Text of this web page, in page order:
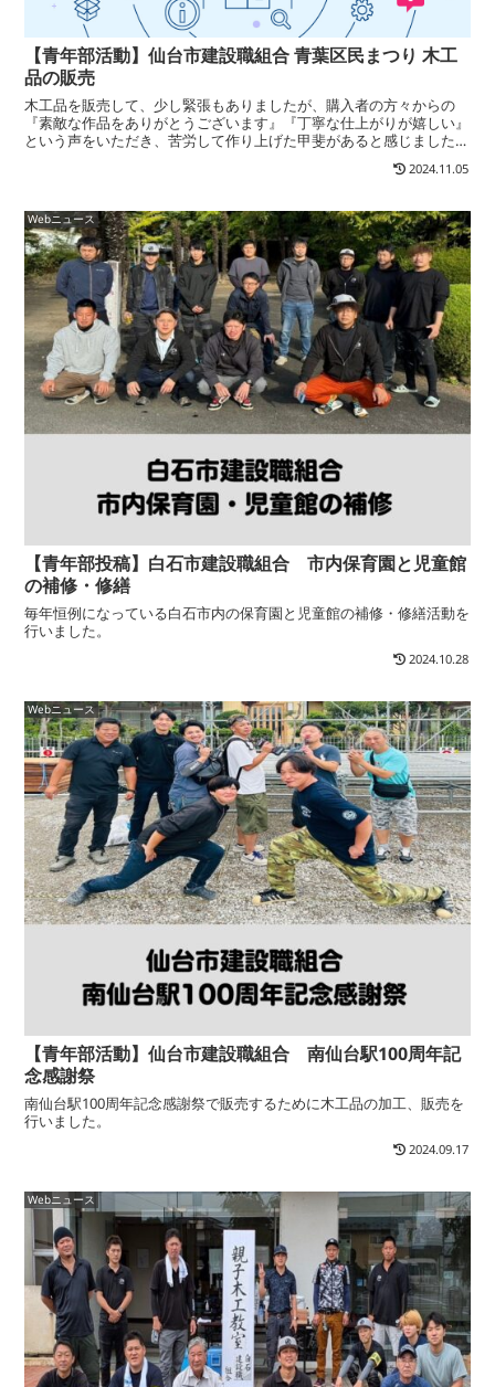
【青年部活動】仙台市建設職組合 青葉区民まつり 木工
品の販売
木工品を販売して、少し緊張もありましたが、購入者の方々からの
『素敵な作品をありがとうございます』『丁寧な仕上がりが嬉しい』
という声をいただき、苦労して作り上げた甲斐があると感じました。
これからも一つ一つ丁寧に、心を込めた作品を届けするのと同...
2024.11.05
Webニュース
【青年部投稿】白石市建設職組合 市内保育園と児童館
の補修・修繕
毎年恒例になっている白石市内の保育園と児童館の補修・修繕活動を
行いました。
2024.10.28
Webニュース
【青年部活動】仙台市建設職組合 南仙台駅100周年記
念感謝祭
南仙台駅100周年記念感謝祭で販売するために木工品の加工、販売を
行いました。
2024.09.17
Webニュース